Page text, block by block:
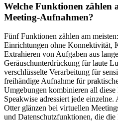
Welche Funktionen
Meeting-Aufnahmen?
Fünf Funktionen zählen am
Einrichtungen ohne Konnektivität,
Extrahieren von Aufgaben aus
Geräuschunterdrückung für laute
verschlüsselte Verarbeitung für
freihändige Aufnahme für
Umgebungen kombinieren all
Speakwise adressiert jede
Otter glänzen bei virtuellen
und Datenschutzfunktionen, die